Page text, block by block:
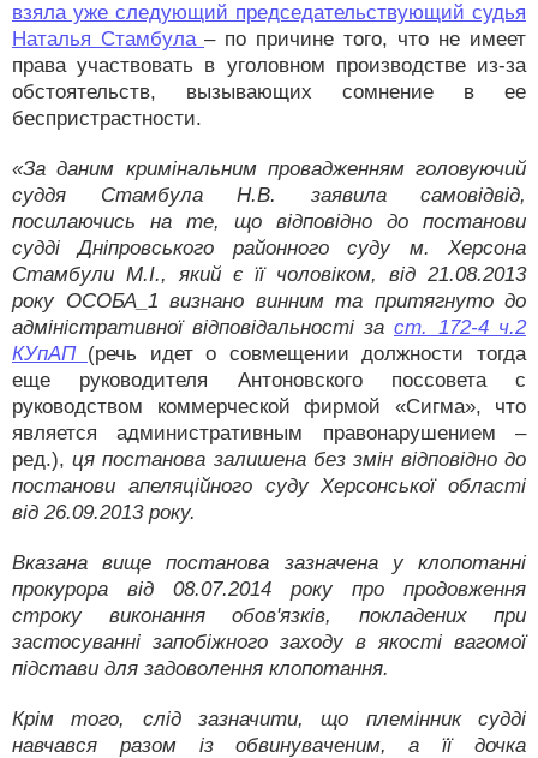
взяла уже следующий председательствующий судья
Наталья Стамбула – по причине того, что не имеет
права участвовать в уголовном производстве из-за
обстоятельств, вызывающих сомнение в ее
беспристрастности.
«За даним кримінальним провадженням головуючий
суддя Стамбула Н.В. заявила самовідвід,
посилаючись на те, що відповідно до постанови
судді Дніпровського районного суду м. Херсона
Стамбули М.І., який є її чоловіком, від 21.08.2013
року ОСОБА_1 визнано винним та притягнуто до
адміністративної відповідальності за ст. 172-4 ч.2
КУпАП (речь идет о совмещении должности тогда
еще руководителя Антоновского поссовета с
руководством коммерческой фирмой «Сигма», что
является административным правонарушением –
ред.), ця постанова залишена без змін відповідно до
постанови апеляційного суду Херсонської області
від 26.09.2013 року.
Вказана вище постанова зазначена у клопотанні
прокурора від 08.07.2014 року про продовження
строку виконання обов'язків, покладених при
застосуванні запобіжного заходу в якості вагомої
підстави для задоволення клопотання.
Крім того, слід зазначити, що племінник судді
навчався разом із обвинуваченим, а її дочка